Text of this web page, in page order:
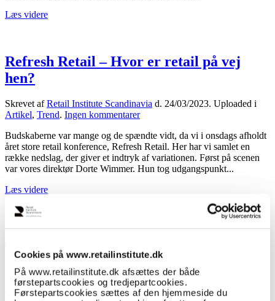
Cookies på www.retailinstitute.dk
På www.retailinstitute.dk afsættes der både
førstepartscookies og tredjepartcookies.
Førstepartscookies sættes af den hjemmeside du
Læs videre
Refresh Retail – Hvor er retail på vej
hen?
Skrevet afRetail Institute Scandinavia d. 24/03/2023. Uploaded i
Artikel, Trend. Ingen kommentarertil
Retail
–
Hvor
er
Budskaberne var mange og de spændte vidt, da vi i onsdags afholdt
året store retail konference, Refresh Retail. Her har vi samlet en
række nedslag, der giver et indtryk af variationen. Først på scenen
var vores direktør Dorte Wimmer. Hun tog udgangspunkt...
Læs videre
Retail Institute Scandinavia
Forbrugeradfærd,Trend.Ingen kommentarer til
Farvel
til
To ud af tre unge forbrugere under 40 mener at deres liv er travlere